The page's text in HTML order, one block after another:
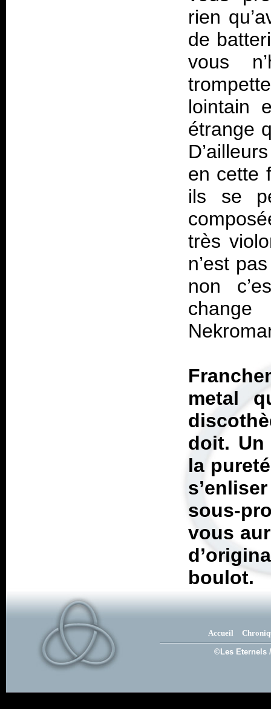
rien
de
vous
lointain
étrange
en cette
ils se
très
n’est
non
change
metal
doit. Un
la
sous-
vous
boulot.
Accueil
©Les Eternels